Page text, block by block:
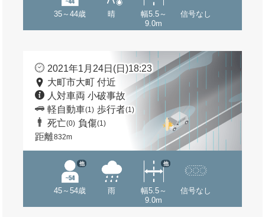
35～44歳 晴
幅5.5～
9.0m
信号なし
2021年1月24日(日)18:23
大町市大町 付近
人対車両 小破事故
軽自動車(1) 歩行者(1)
死亡(0) 負傷(1)
距離832m
45～54歳
他
雨
幅5.5～
9.0m
他
信号なし